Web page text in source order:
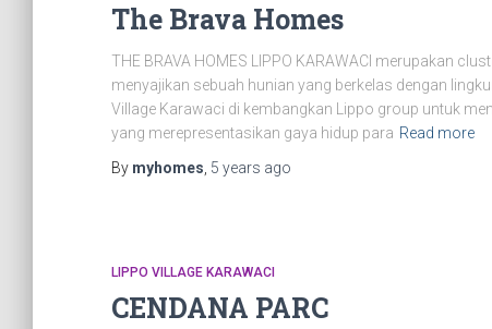
The Brava Homes
THE BRAVA HOMES LIPPO KARAWACI merupakan
menyajikan sebuah hunian yang berkelas dengan
Village Karawaci di kembangkan Lippo group untuk
yang merepresentasikan gaya hidup para Read more
By myhomes 5 years ago
LIPPO VILLAGE KARAWACI
CENDANA PARC